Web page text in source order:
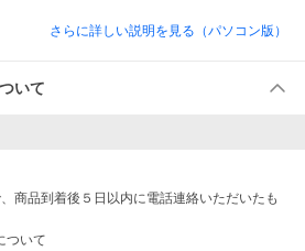
さらに詳しい説明を見る（パソコン版）
いて
品到着後５日以内に電話連絡いただいたも
ついて